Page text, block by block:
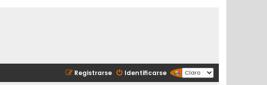
Identificarse
Registrarse